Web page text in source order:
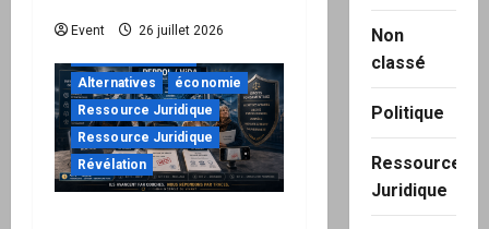
Event 26 juillet 2026
"URGENT"
Alternatives
économie
Ressource Juridique
Ressource Juridique
Révélation
Non
classé
Politique
Ressource
Juridique